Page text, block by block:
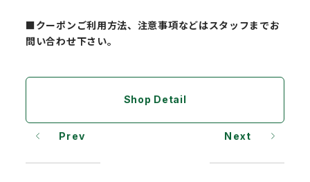
■クーポンご利用方法、注意事項などはスタッフまでお
問い合わせ下さい。
Shop Detail
Prev Next